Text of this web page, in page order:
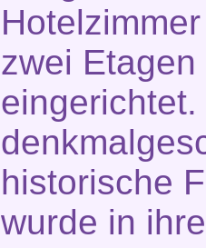
zwei Etagen
eingerichtet.
historische
wurde in